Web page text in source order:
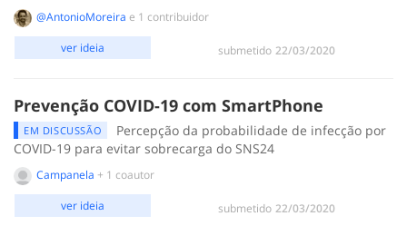
@AntonioMoreira e 1 contribuidor
submetido ‎22/03/2020
ver ideia
Prevenção COVID-19 com SmartPhone
EM DISCUSSÃO
Percepção da probabilidade de infecção por
COVID-19 para evitar sobrecarga do SNS24
Campanela + 1 coautor
submetido ‎22/03/2020
ver ideia